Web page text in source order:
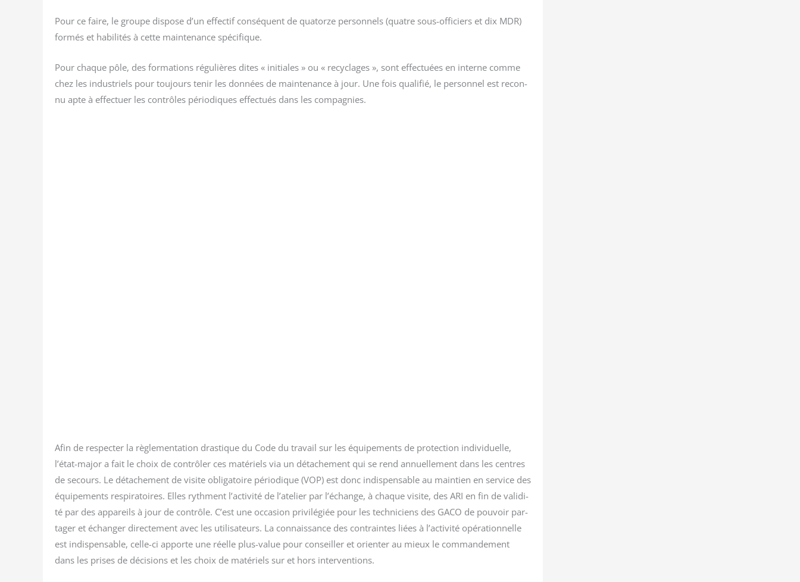
Pour ce faire, le groupe dis­pose d’un effec­tif consé­quent de qua­torze per­son­nels (quatre sous-offi­ciers et dix MDR)
for­més et habi­li­tés à cette main­te­nance spécifique.
Pour chaque pôle, des for­ma­tions régu­lières dites « ini­tiales » ou « recy­clages », sont effec­tuées en interne comme
chez les indus­triels pour tou­jours tenir les don­nées de main­te­nance à jour. Une fois qua­li­fié, le per­son­nel est recon­
nu apte à effec­tuer les contrôles pério­diques effec­tués dans les compagnies.
Afin de res­pec­ter la règle­men­ta­tion dras­tique du Code du tra­vail sur les équi­pe­ments de pro­tec­tion indi­vi­duelle,
l’état-major a fait le choix de contrô­ler ces maté­riels via un déta­che­ment qui se rend annuel­le­ment dans les centres
de secours. Le déta­che­ment de visite obli­ga­toire pério­dique (VOP) est donc indis­pen­sable au main­tien en ser­vice des
équi­pe­ments res­pi­ra­toires. Elles rythment l’activité de l’atelier par l’échange, à chaque visite, des ARI en fin de vali­di­
té par des appa­reils à jour de contrôle. C’est une occa­sion pri­vi­lé­giée pour les tech­ni­ciens des GACO de pou­voir par­
ta­ger et échan­ger direc­te­ment avec les uti­li­sa­teurs. La connais­sance des contraintes liées à l’activité opé­ra­tion­nelle
est indis­pen­sable, celle-ci apporte une réelle plus-value pour conseiller et orien­ter au mieux le com­man­de­ment
dans les prises de déci­sions et les choix de maté­riels sur et hors interventions.